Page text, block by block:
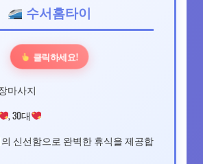
수서홈타이
클릭하세요!
마사지
, 30대
의 신선함으로 완벽한 휴식을 제공합